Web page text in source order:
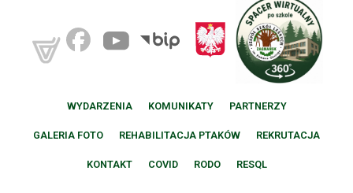
WYDARZENIA KOMUNIKATY PARTNERZY
GALERIA FOTO REHABILITACJA PTAKÓW REKRUTACJA
KONTAKT COVID RODO RESQL